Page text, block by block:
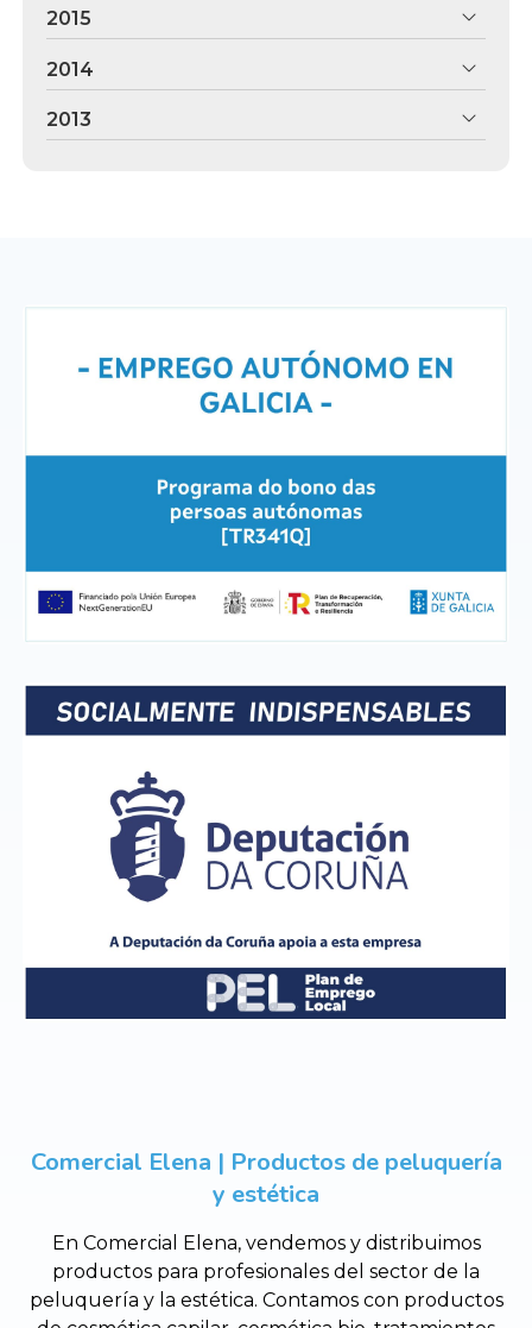
2015
2014
2013
Comercial Elena | Productos de peluquería
y estética
En Comercial Elena, vendemos y distribuimos
productos para profesionales del sector de la
peluquería y la estética. Contamos con productos